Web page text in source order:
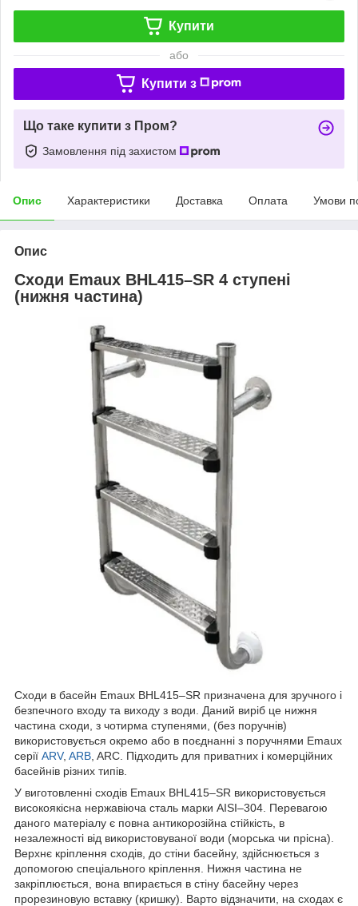
Купити
або
Купити з
Що таке купити з Пром?
Замовлення під захистом
Опис Характеристики Доставка Оплата Умови
Опис
Сходи Emaux BHL415–SR 4 ступені
(нижня частина)
Сходи в басейн Emaux BHL415–SR призначена для зручного і
безпечного входу та виходу з води. Даний виріб це нижня
частина сходи, з чотирма ступенями, (без поручнів)
використовується окремо або в поєднанні з поручнями Emaux
серії ARV, ARB , ARC. Підходить для приватних і комерційних
басейнів різних типів.
У виготовленні сходів Emaux BHL415–SR використовується
високоякісна нержавіюча сталь марки AISI–304. Перевагою
даного матеріалу є повна антикорозійна стійкість, в
незалежності від використовуваної води (морська чи прісна).
Верхнє кріплення сходів, до стіни басейну, здійснюється з
допомогою спеціального кріплення. Нижня частина не
закріплюється, вона впирається в стіну басейну через
прорезиновую вставку (кришку). Варто відзначити, на сходах є